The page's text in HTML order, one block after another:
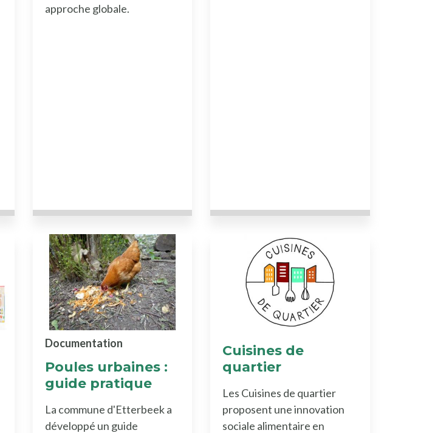
approche globale.
Poules urbaines :
guide pratique
Documentation
La commune d'Etterbeek a
développé un guide
Cuisines de
quartier
Les Cuisines de quartier
proposent une innovation
sociale alimentaire en